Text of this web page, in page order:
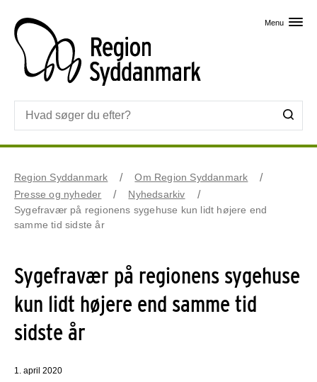
Menu
Region Syddanmark
Om Region Syddanmark
Presse og nyheder
Nyhedsarkiv
Sygefravær på regionens sygehuse kun lidt højere end
samme tid sidste år
Sygefravær på regionens sygehuse
kun lidt højere end samme tid
sidste år
1. april 2020